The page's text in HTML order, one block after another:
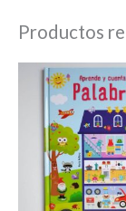
Productos